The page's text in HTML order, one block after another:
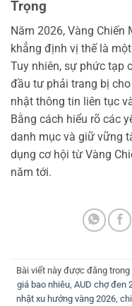
Trọng
Năm 2026, Vàng
khẳng định vị thế là
Tuy nhiên, sự phức tạp
đầu tư phải trang bị
nhật thông tin liên tục
Bằng cách hiểu rõ các
danh mục và giữ vững
dụng cơ hội từ Vàng
năm tới.
Bài viết này được đăng trong
giá bao nhiêu AUD chợ đen
nhật xu hướng vàng 2026,